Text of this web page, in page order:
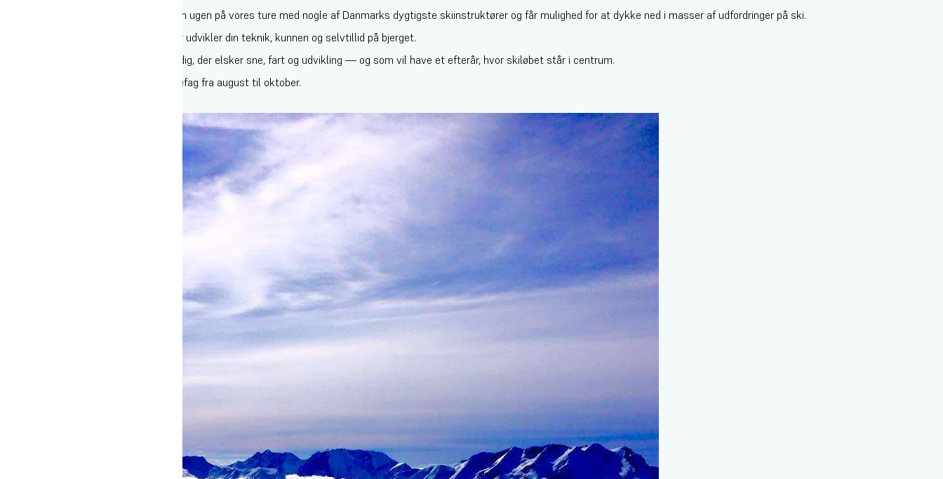
Her træner du egenfærdighed 7 dage om ugen på vores ture med nogle af Danmarks dygtigste skiinstruktører og får mulighed for at dykke ned i masser af udfordringer på ski.
Du får 15 dage i sneen, hvor du for alvor udvikler din teknik, kunnen og selvtillid på bjerget.
Ski-linjen er den perfekte mulighed for dig, der elsker sne, fart og udvikling — og som vil have et efterår, hvor skiløbet står i centrum.
Vælger du Skilinjen, har du et andet linjefag fra august til oktober.